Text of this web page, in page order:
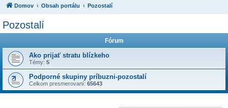
Domov Obsah portálu Pozostalí
Pozostalí
Fórum
Ako prijať stratu blízkeho
Témy: 5
Podporné skupiny príbuzni-pozostalí
Celkom presmerovaní: 65643